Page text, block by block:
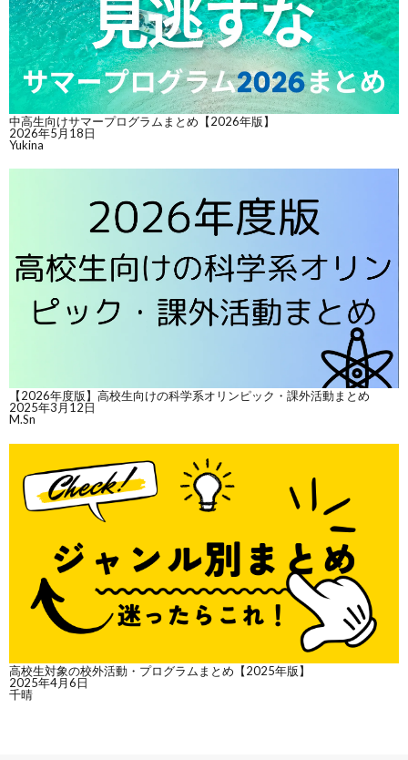
中高生向けサマープログラムまとめ【2026年版】
2026年5月18日
Yukina
【2026年度版】高校生向けの科学系オリンピック・課外活動まとめ
2025年3月12日
M.Sn
高校生対象の校外活動・プログラムまとめ【2025年版】
2025年4月6日
千晴